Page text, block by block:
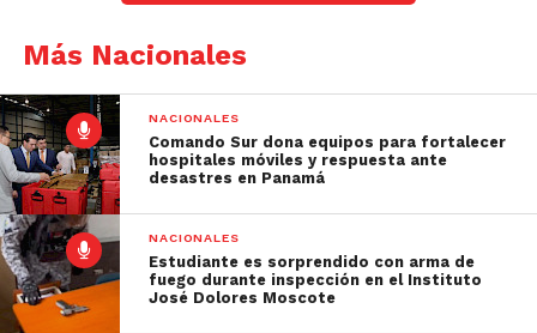
Más Nacionales
NACIONALES
Comando Sur dona equipos para fortalecer
hospitales móviles y respuesta ante
desastres en Panamá
NACIONALES
Estudiante es sorprendido con arma de
fuego durante inspección en el Instituto
José Dolores Moscote